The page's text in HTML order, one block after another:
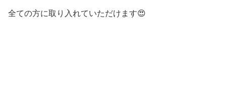
全ての方に取り入れていただけます😍